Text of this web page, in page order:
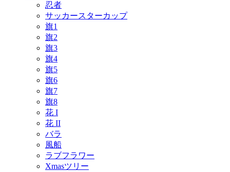
忍者
サッカースターカップ
旗1
旗2
旗3
旗4
旗5
旗6
旗7
旗8
花 I
花 II
バラ
風船
ラブフラワー
Xmasツリー